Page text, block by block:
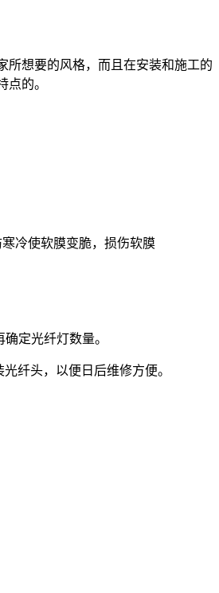
所想要的风格，而且在安装和施工的
的。
冷使软膜变脆，损伤软膜
定光纤灯数量。
纤头，以便日后维修方便。